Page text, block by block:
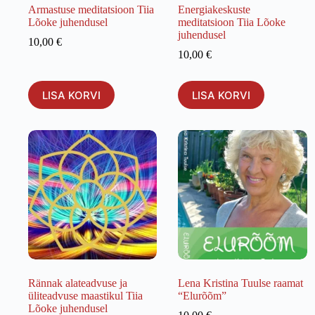
Armastuse meditatsioon Tiia
Lõoke juhendusel
10,00 €
LISA KORVI
Energiakeskuste
meditatsioon Tiia Lõoke
juhendusel
10,00€
LISA KORVI
Rännak alateadvuse ja
üliteadvuse maastikul Tiia
Lõoke juhendusel
Lena Kristina Tuulse raamat
“Elurõõm”